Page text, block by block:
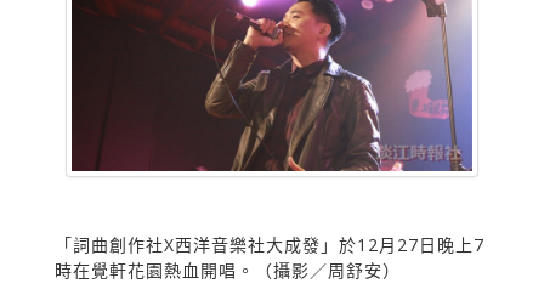
「詞曲創作社X西洋音樂社大成發」於12月27日晚上7
時在覺軒花園熱血開唱。（攝影／周舒安）